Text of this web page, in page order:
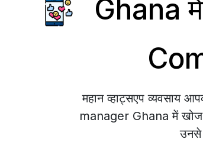
Ghana
महान व्हाट्सएप व्यवसाय
manager Ghana में खोज
उनसे